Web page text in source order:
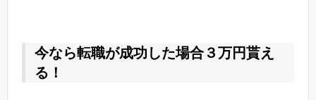
今なら転職が成功した場合３万円貰え
る！